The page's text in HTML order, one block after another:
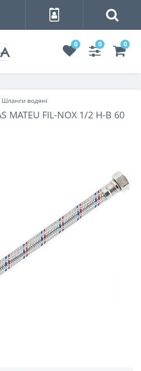
0 0 0
Шланги водяні
MATEU FIL-NOX 1/2 Н-В 60